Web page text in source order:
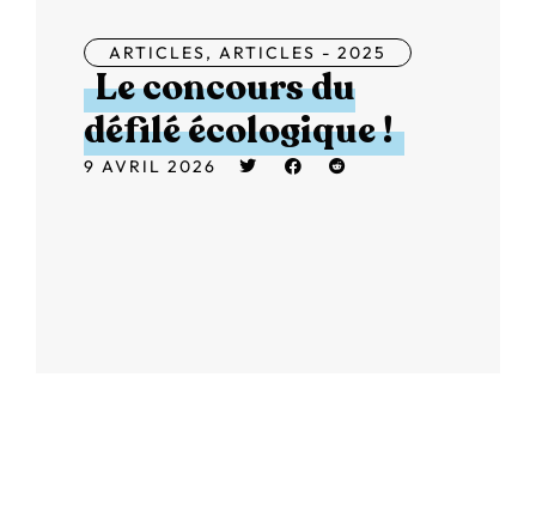
ARTICLES, ARTICLES - 2025
Le concours du
défilé écologique !
9 AVRIL 2026